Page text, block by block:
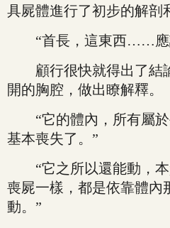
具屍體進行了初步的解剖
“首長，這東西……應
顧行很快就得出了結
開的胸腔，做出瞭解釋。
“它的體內，所有屬於
基本喪失了。”
“它之所以還能動，本
喪屍一樣，都是依靠體內
動。”